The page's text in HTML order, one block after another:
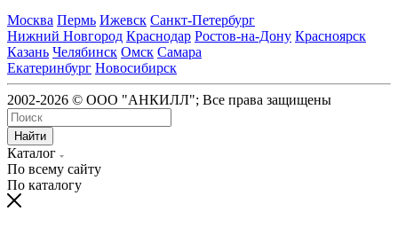
Москва Пермь Ижевск Санкт-Петербург
Нижний Новгород Краснодар Ростов-на-Дону Красноярск
Казань Челябинск Омск Самара
Екатеринбург Новосибирск
2002-2026 © ООО "АНКИЛЛ"; Все права защищены
Найти
Каталог
По всему сайту
По каталогу